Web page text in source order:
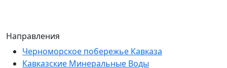
Направления
Черноморское побережье Кавказа
Кавказские Минеральные Воды